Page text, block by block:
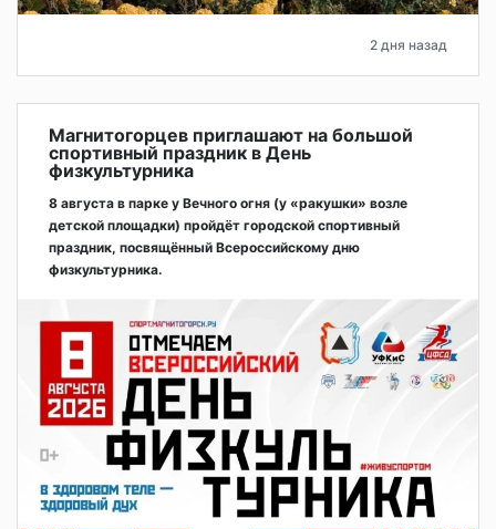
2 дня назад
Магнитогорцев приглашают на большой
спортивный праздник в День
физкультурника
8 августа в парке у Вечного огня (у «ракушки» возле
детской площадки) пройдёт городской спортивный
праздник, посвящённый Всероссийскому дню
физкультурника.